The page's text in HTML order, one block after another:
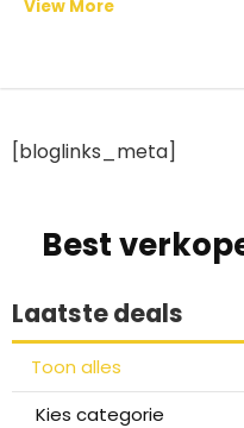
View More
[bloglinks_meta]
Best
Laatste deals
Toon alles
Kies categorie